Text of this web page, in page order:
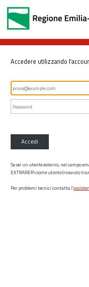
Accedere utilizzando
Accedi
Se sei un utente esterno, nel campo
EXTRARER\nome utente(ricevuto
Per problemi tecnici contatta l’